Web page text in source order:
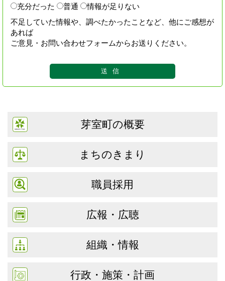
充分だった
普通
情報が足りない
不足していた情報や、調べたかったことなど、他にご感想が
あれば
ご意見・お問い合わせフォームからお送りください。
芽室町の概要
まちのきまり
職員採用
広報・広聴
組織・情報
行政・施策・計画